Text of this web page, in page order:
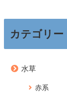
カテゴリー
水草
赤系